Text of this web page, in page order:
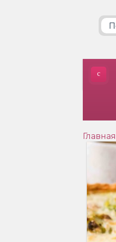
Главная